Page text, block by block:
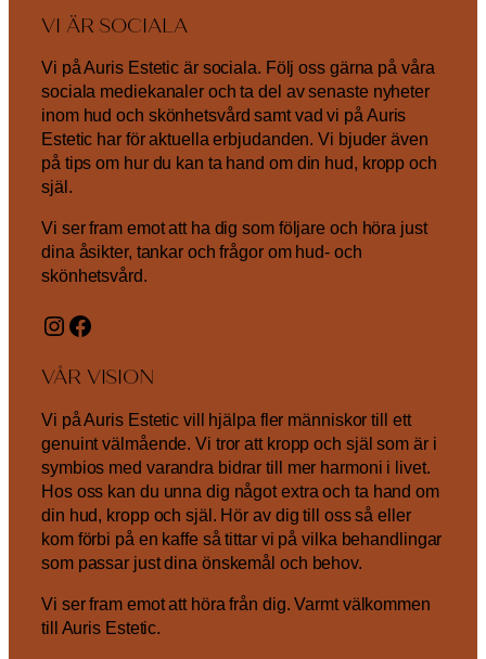
VI ÄR SOCIALA
Vi på Auris Estetic är sociala. Följ oss gärna på våra
sociala mediekanaler och ta del av senaste nyheter
inom hud och skönhetsvård samt vad vi på Auris
Estetic har för aktuella erbjudanden. Vi bjuder även
på tips om hur du kan ta hand om din hud, kropp och
själ.
Vi ser fram emot att ha dig som följare och höra just
dina åsikter, tankar och frågor om hud- och
skönhetsvård.
Instagram
Facebook
VÅR VISION
Vi på Auris Estetic vill hjälpa fler människor till ett
genuint välmående. Vi tror att kropp och själ som är i
symbios med varandra bidrar till mer harmoni i livet.
Hos oss kan du unna dig något extra och ta hand om
din hud, kropp och själ. Hör av dig till oss så eller
kom förbi på en kaffe så tittar vi på vilka behandlingar
som passar just dina önskemål och behov.
Vi ser fram emot att höra från dig. Varmt välkommen
till Auris Estetic.